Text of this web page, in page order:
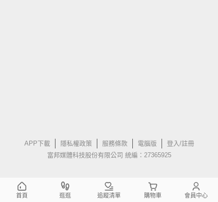
APP下載 隱私權政策 服務條款 電腦版
登入/註冊
富邦媒體科技股份有限公司 統編：27365925
首頁 逛逛 追蹤清單 購物車 會員中心